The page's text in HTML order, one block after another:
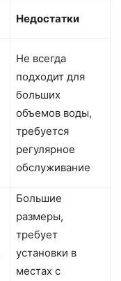
Недостатки
Не всегда
подходит для
больших
объемов воды,
требуется
регулярное
обслуживание
Большие
размеры,
требует
установки в
местах с